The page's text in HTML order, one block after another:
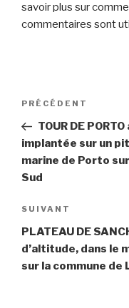
savoir plus sur
commentaires sont
Navigation
l’article
Article
précédent
PRÉCÉDENT
TOUR DE
implantée sur un
marine de Porto
Sud
Article
suivant
SUIVANT
PLATEAU DE
d’altitude, dans le
sur la commune de